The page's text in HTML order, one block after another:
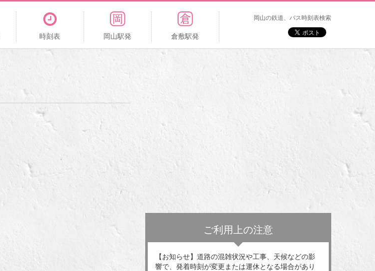
時刻表 岡山駅発 倉敷駅発
岡山の鉄道、バス時刻表検索
ご利用上の注意
【お知らせ】道路の混雑状況や工事、天候などの影
響で、発着時刻が変更または運休となる場合があり